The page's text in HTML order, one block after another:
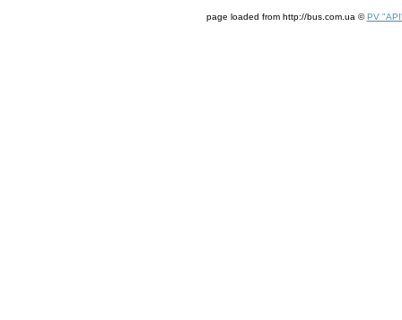
page loaded from http://bus.com.ua ©PV